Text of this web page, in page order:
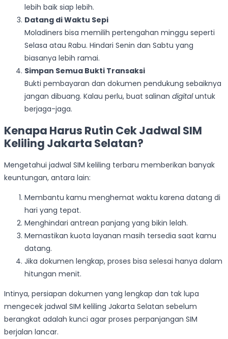
lebih baik siap lebih.
Datang di Waktu Sepi
Moladiners bisa memilih pertengahan minggu seperti
Selasa atau Rabu. Hindari Senin dan Sabtu yang
biasanya lebih ramai.
Simpan Semua Bukti Transaksi
Bukti pembayaran dan dokumen pendukung sebaiknya
jangan dibuang. Kalau perlu, buat salinan digitaluntuk
berjaga-jaga.
Kenapa Harus Rutin Cek Jadwal SIM
Keliling Jakarta Selatan?
Mengetahui jadwal SIM keliling terbaru memberikan banyak
keuntungan, antara lain:
Membantu kamu menghemat waktu karena datang di
hari yang tepat.
Menghindari antrean panjang yang bikin lelah.
Memastikan kuota layanan masih tersedia saat kamu
datang.
Jika dokumen lengkap, proses bisa selesai hanya dalam
hitungan menit.
Intinya, persiapan dokumen yang lengkap dan tak lupa
mengecek jadwal SIM keliling Jakarta Selatan sebelum
berangkat adalah kunci agar proses perpanjangan SIM
berjalan lancar.